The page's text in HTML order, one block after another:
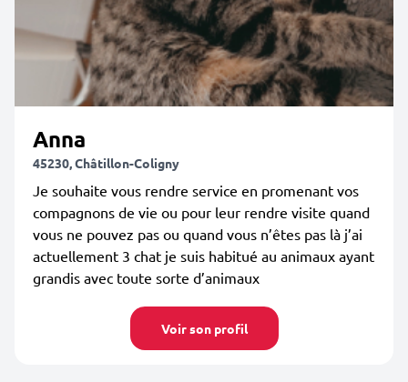
Anna
45230, Châtillon-Coligny
Je souhaite vous rendre service en promenant vos
compagnons de vie ou pour leur rendre visite quand
vous ne pouvez pas ou quand vous n’êtes pas là j’ai
actuellement 3 chat je suis habitué au animaux ayant
grandis avec toute sorte d’animaux
Voir son profil